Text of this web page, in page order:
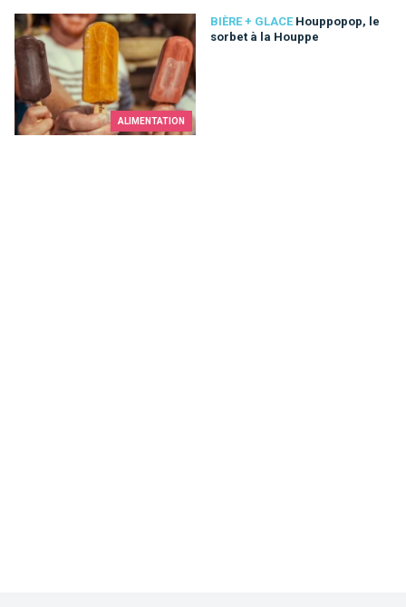
ALIMENTATION
BIÈRE + GLACE Houppopop, le
sorbet à la Houppe
Houppopop, le sorbet à la Houppe